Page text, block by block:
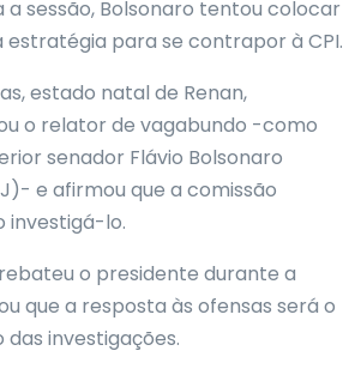
a sessão, Bolsonaro tentou colocar
para se contrapor à CPI.
estado natal de Renan,
o relator de vagabundo -como
senador Flávio Bolsonaro
e afirmou que a comissão
investigá-lo.
o presidente durante a
que a resposta às ofensas será o
investigações.